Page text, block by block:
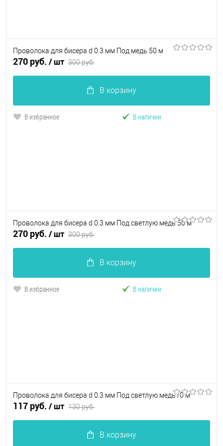
Проволока для бисера d 0.3 мм Под медь 50 м
270 руб. / шт 300 руб.
В корзину
В избранное В наличии
Проволока для бисера d 0.3 мм Под светлую медь 50 м
270 руб. / шт 300 руб.
В корзину
В избранное В наличии
Проволока для бисера d 0.3 мм Под светлую медь10 м
117 руб. / шт 130 руб.
В корзину